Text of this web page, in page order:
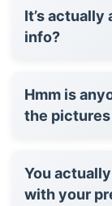
It’s actually
info?
Hmm is
the pictures
You
with your